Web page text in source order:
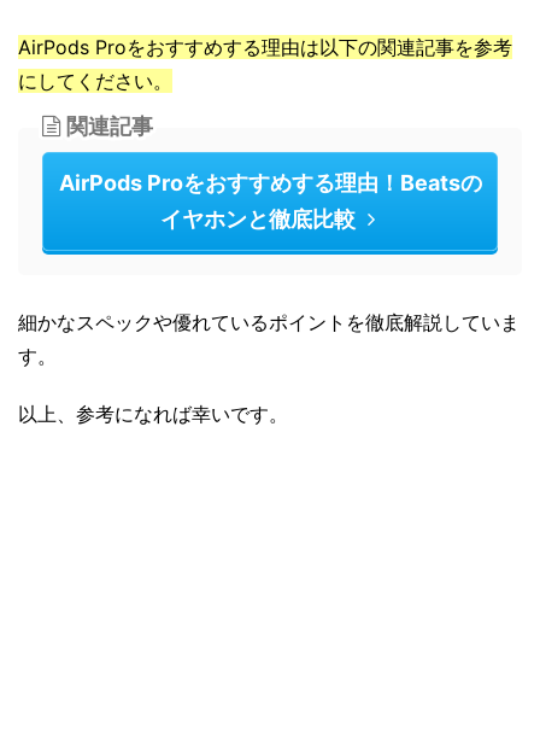
AirPods Proをおすすめする理由は以下の関連記事を参考
にしてください。
関連記事
AirPods Proをおすすめする理由！Beatsの
イヤホンと徹底比較
細かなスペックや優れているポイントを徹底解説していま
す。
以上、参考になれば幸いです。